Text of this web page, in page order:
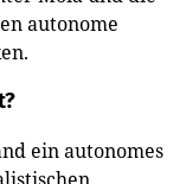
autonome
ein autonomes